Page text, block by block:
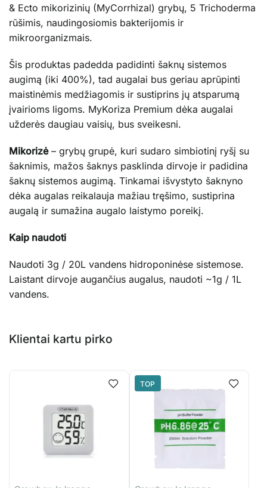
& Ecto mikorizinių (MyCorrhizal) grybų, 5 Trichoderma
rūšimis, naudingosiomis bakterijomis ir
mikroorganizmais.
Šis produktas padedda padidinti šaknų sistemos
augimą (iki 400%), tad augalai bus geriau aprūpinti
maistinėmis medžiagomis ir sustiprins jų atsparumą
įvairioms ligoms. MyKoriza Premium dėka augalai
užderės daugiau vaisių, bus sveikesni.
Mikorizė– grybų grupė, kuri sudaro simbiotinį ryšį su
šaknimis, mažos šaknys pasklinda dirvoje ir padidina
šaknų sistemos augimą. Tinkamai išvystyto šaknyno
dėka augalas reikalauja mažiau tręšimo, sustiprina
augalą ir sumažina augalo laistymo poreikį.
Kaip naudoti
Naudoti 3g / 20L vandens hidroponinėse sistemose.
Laistant dirvoje augančius augalus, naudoti ~1g / 1L
vandens.
Klientai kartu pirko
TOP